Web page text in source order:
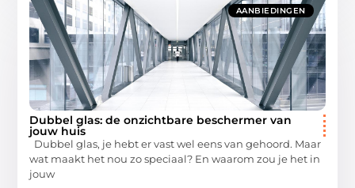
AANBIEDINGEN
Dubbel glas: de onzichtbare beschermer van
jouw huis
Dubbel glas, je hebt er vast wel eens van gehoord. Maar
wat maakt het nou zo speciaal? En waarom zou je het in
jouw